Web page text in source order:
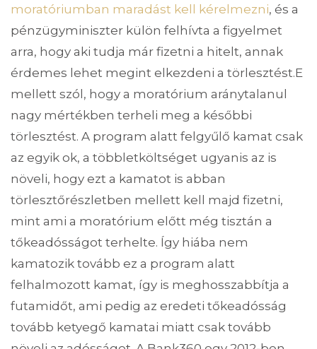
moratóriumban maradást kell kérelmezni, és a
pénzügyminiszter külön felhívta a figyelmet
arra, hogy aki tudja már fizetni a hitelt, annak
érdemes lehet megint elkezdeni a törlesztést.E
mellett szól, hogy a moratórium aránytalanul
nagy mértékben terheli meg a későbbi
törlesztést. A program alatt felgyűlő kamat csak
az egyik ok, a többletköltséget ugyanis az is
növeli, hogy ezt a kamatot is abban
törlesztőrészletben mellett kell majd fizetni,
mint ami a moratórium előtt még tisztán a
tőkeadósságot terhelte. Így hiába nem
kamatozik tovább ez a program alatt
felhalmozott kamat, így is meghosszabbítja a
futamidőt, ami pedig az eredeti tőkeadósság
tovább ketyegő kamatai miatt csak tovább